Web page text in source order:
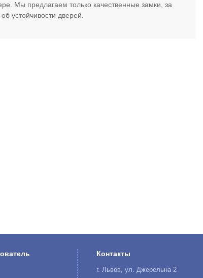
Мы предлагаем только качественные замки, за
устойчивости дверей.
Контакты
г. Львов, ул. Джерельна 2